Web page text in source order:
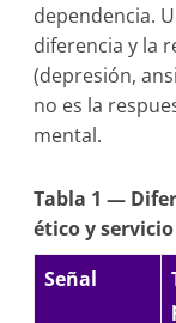
dependencia.
diferencia y la
(depresión,
no es la
mental.
Tabla 1 —
ético y
Señal